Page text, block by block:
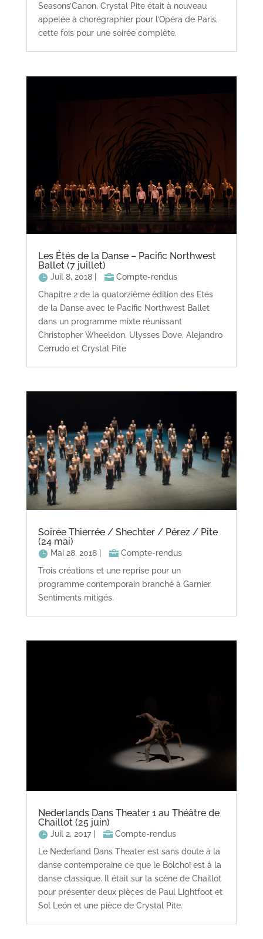
Seasons’Canon, Crystal Pite était à nouveau
appelée à chorégraphier pour l’Opéra de Paris,
cette fois pour une soirée complète.
Les Étés de la Danse – Pacific Northwest
Ballet (7 juillet)
Juil 8, 2018|
Compte-rendus
Chapitre 2 de la quatorzième édition des Etés
de la Danse avec le Pacific Northwest Ballet
dans un programme mixte réunissant
Christopher Wheeldon, Ulysses Dove, Alejandro
Cerrudo et Crystal Pite
Soirée Thierrée / Shechter / Pérez / Pite
(24 mai)
Mai 28, 2018|
Compte-rendus
Trois créations et une reprise pour un
programme contemporain branché à Garnier.
Sentiments mitigés.
Nederlands Dans Theater 1 au Théâtre de
Chaillot (25 juin)
Juil 2, 2017|
Compte-rendus
Le Nederland Dans Theater est sans doute à la
danse contemporaine ce que le Bolchoï est à la
danse classique. Il était sur la scène de Chaillot
pour présenter deux pièces de Paul Lightfoot et
Sol León et une pièce de Crystal Pite.